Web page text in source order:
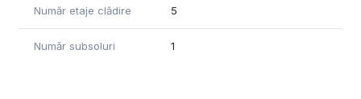
Număr etaje clădire 5
Număr subsoluri 1